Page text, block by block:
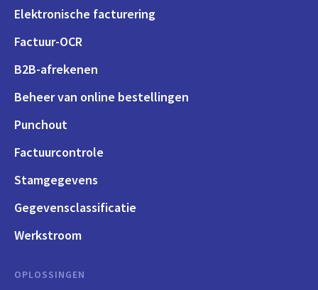
Elektronische facturering
Factuur-OCR
B2B-afrekenen
Beheer van online bestellingen
Punchout
Factuurcontrole
Stamgegevens
Gegevensclassificatie
Werkstroom
OPLOSSINGEN